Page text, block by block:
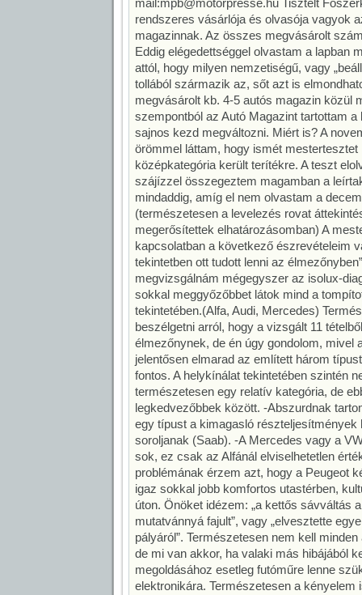
mail:mpb@motorpresse.hu Tisztelt
rendszeres vásárlója és olvasója vagyok
magazinnak. Az összes megvásárolt
Eddig elégedettséggel olvastam a lapban
attól, hogy milyen nemzetiségű, vagy
tollából származik az, sőt azt is
megvásárolt kb. 4-5 autós magazin közül
szempontból az Autó Magazint tartottam
sajnos kezd megváltozni. Miért is? A
örömmel láttam, hogy ismét
középkategória került terítékre. A teszt
szájízzel összegeztem magamban a
mindaddig, amíg el nem olvastam a
(természetesen a levelezés rovat
megerősítettek elhatározásomban) A
kapcsolatban a következő észrevételeim
tekintetben ott tudott lenni az
megvizsgálnám mégegyszer az isolux-
sokkal meggyőzőbbet látok mind a
tekintetében.(Alfa, Audi, Mercedes)
beszélgetni arról, hogy a vizsgált 11
élmezőnynek, de én úgy gondolom, mivel
jelentősen elmarad az említett három
fontos. A helykínálat tekintetében szintén
természetesen egy relatív kategória, de
legkedvezőbbek között. -Abszurdnak
egy típust a kimagasló részteljesítmények
soroljanak (Saab). -A Mercedes vagy a
sok, ez csak az Alfánál elviselhetetlen
problémának érzem azt, hogy a Peugeot
igaz sokkal jobb komfortos utastérben,
úton. Önöket idézem: „a kettős sávváltás
mutatvánnyá fajult”, vagy „elvesztette
pályáról”. Természetesen nem kell
de mi van akkor, ha valaki más hibájából
megoldásához esetleg futóműre lenne
elektronikára. Természetesen a kényelem